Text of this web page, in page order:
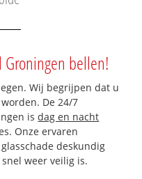
Groningen bellen!
Wij begrijpen dat u
De 24/7
isdag en nacht
Onze ervaren
deskundig
weer veilig is.